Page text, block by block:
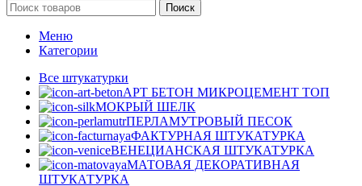
Поиск
Меню
Категории
Все штукатурки
АРТ БЕТОН МИКРОЦЕМЕНТ ТОП
МОКРЫЙ ШЕЛК
ПЕРЛАМУТРОВЫЙ ПЕСОК
ФАКТУРНАЯ ШТУКАТУРКА
ВЕНЕЦИАНСКАЯ ШТУКАТУРКА
МАТОВАЯ ДЕКОРАТИВНАЯ
ШТУКАТУРКА